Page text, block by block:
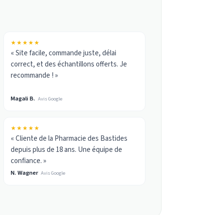
★★★★★
« Site facile, commande juste, délai
correct, et des échantillons offerts. Je
recommande ! »
Magali B. Avis Google
★★★★★
« Cliente de la Pharmacie des Bastides
depuis plus de 18 ans. Une équipe de
confiance. »
N. Wagner Avis Google